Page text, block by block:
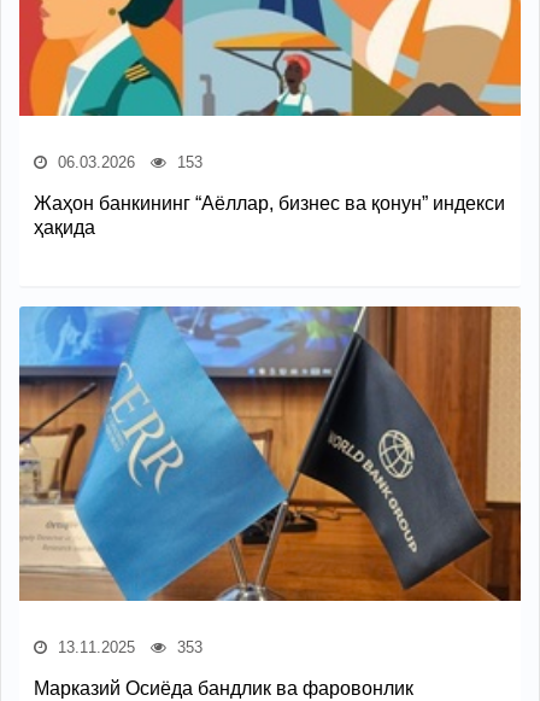
06.03.2026 153
Жаҳон банкининг “Аёллар, бизнес ва қонун” индекси
ҳақида
13.11.2025 353
Марказий Осиёда бандлик ва фаровонлик